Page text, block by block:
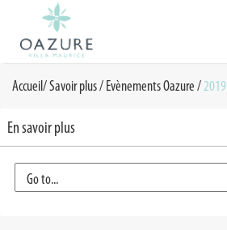
Accueil/Savoir plus /Evènements Oazure/2019
En savoir plus